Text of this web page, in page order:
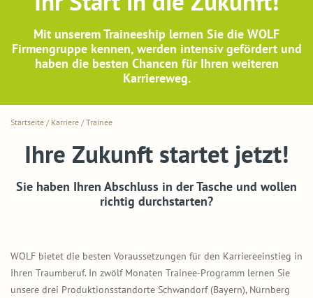
Mit unserem Traineeship lernen Sie die WOLF
Firmengruppe kennen, werden intensiv gefördert und
haben die besten Chancen für Ihren weiteren
Karriereweg.
Startseite / Karriere /Trainee
Ihre Zukunft startet jetzt!
Sie haben Ihren Abschluss in der Tasche und wollen
richtig durchstarten?
WOLF bietet die besten Voraussetzungen für den Karriereeinstieg in
Ihren Traumberuf. In zwölf Monaten Trainee-Programm lernen Sie
unsere drei Produktionsstandorte Schwandorf (Bayern), Nürnberg